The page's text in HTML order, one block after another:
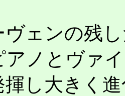
ェンの残
アノとヴァ
揮し大きく